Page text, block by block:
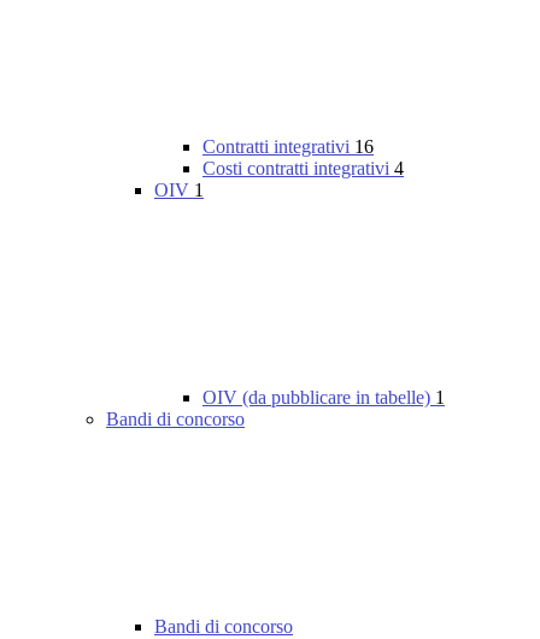
Contratti integrativi 16
Costi contratti integrativi 4
OIV 1
OIV (da pubblicare in tabelle) 1
Bandi di concorso
Bandi di concorso